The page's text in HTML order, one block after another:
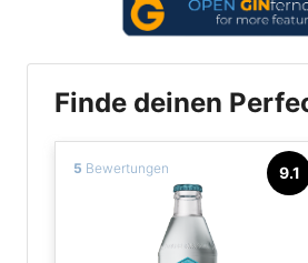
Finde deinen
9.1
5 Bewertungen